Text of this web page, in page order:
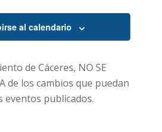
al calendario
de Cáceres, NO SE
de los cambios que puedan
eventos publicados.